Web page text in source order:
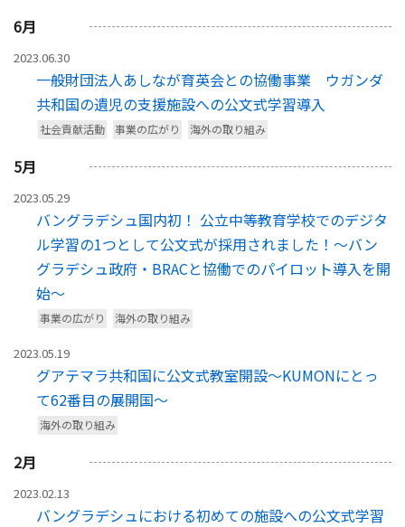
6月
2023.06.30
一般財団法人あしなが育英会との協働事業 ウガンダ
共和国の遺児の支援施設への公文式学習導入
社会貢献活動 事業の広がり 海外の取り組み
5月
2023.05.29
バングラデシュ国内初！ 公立中等教育学校でのデジタ
ル学習の1つとして公文式が採用されました！～バン
グラデシュ政府・BRACと協働でのパイロット導入を開
始～
事業の広がり 海外の取り組み
2023.05.19
グアテマラ共和国に公文式教室開設～KUMONにとっ
て62番目の展開国～
海外の取り組み
2月
2023.02.13
バングラデシュにおける初めての施設への公文式学習